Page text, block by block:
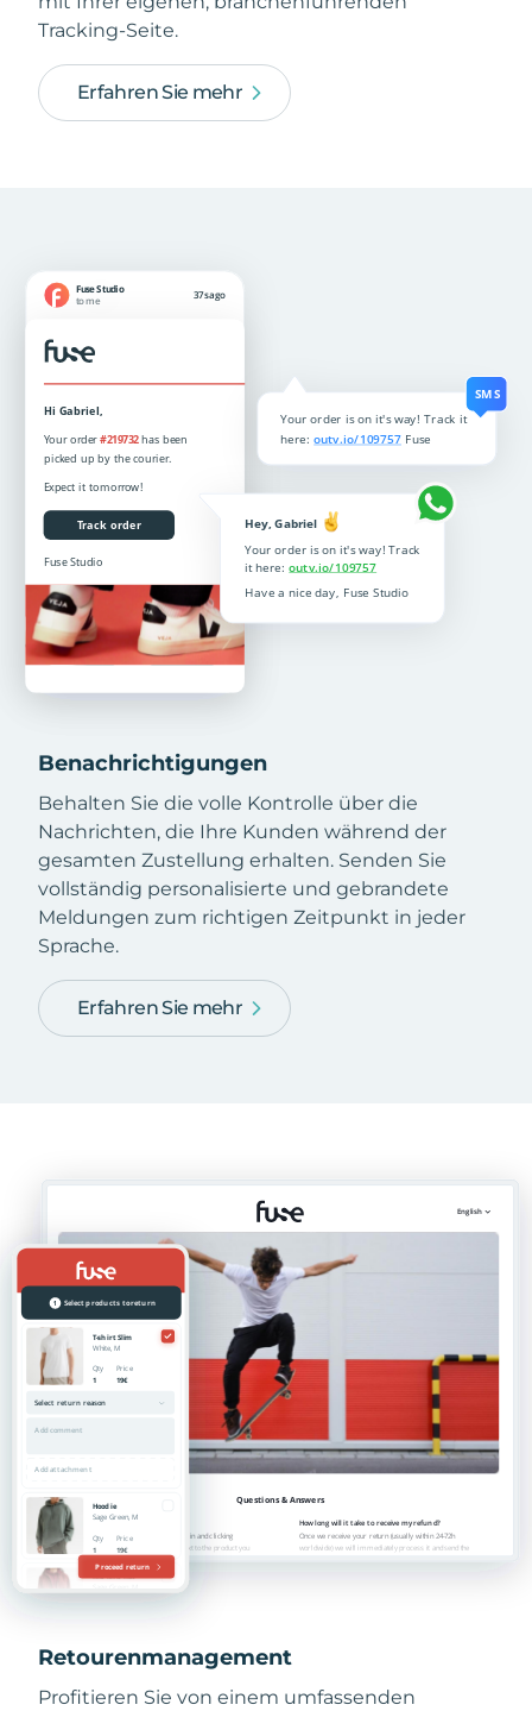
Tracking-Seite.
Erfahren Sie mehr
Benachrichtigungen
Behalten Sie die volle Kontrolle über die
Nachrichten, die Ihre Kunden während der
gesamten Zustellung erhalten. Senden Sie
vollständig personalisierte und gebrandete
Meldungen zum richtigen Zeitpunkt in jeder
Sprache.
Erfahren Sie mehr
Retourenmanagement
Profitieren Sie von einem umfassenden